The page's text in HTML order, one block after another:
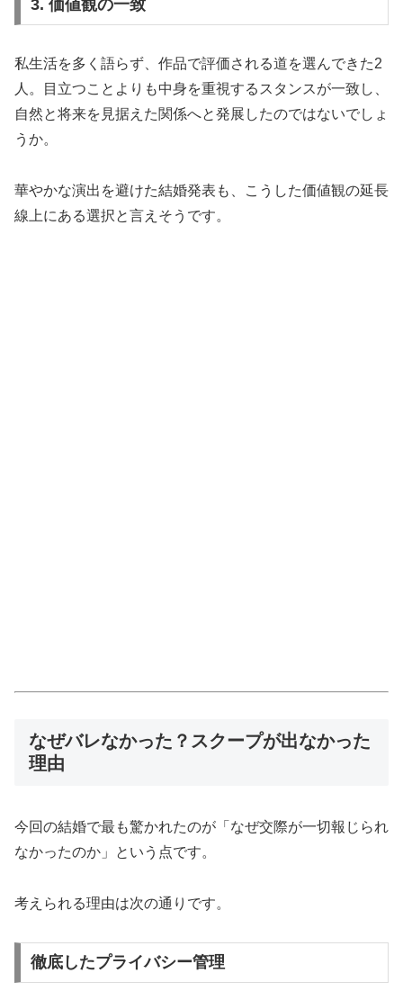
3. 価値観の一致
私生活を多く語らず、作品で評価される道を選んできた2
人。目立つことよりも中身を重視するスタンスが一致し、
自然と将来を見据えた関係へと発展したのではないでしょ
うか。
華やかな演出を避けた結婚発表も、こうした価値観の延長
線上にある選択と言えそうです。
なぜバレなかった？スクープが出なかった
理由
今回の結婚で最も驚かれたのが「なぜ交際が一切報じられ
なかったのか」という点です。
考えられる理由は次の通りです。
徹底したプライバシー管理